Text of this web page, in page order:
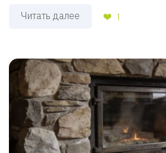
Читать далее 1